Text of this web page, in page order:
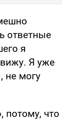
ответные
я
Я уже
не могу
потому, что